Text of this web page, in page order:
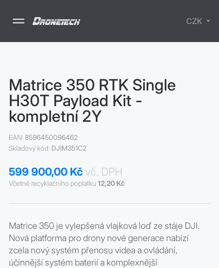
Drony
Příslušenství
Školení
Nabíjecí
stanice
SURVIVAL -
Elektrické
koloběžky
CZK
Matrice 350 RTK Single
H30T Payload Kit -
kompletní 2Y
EAN: 8596450096462
Skladový kód: DJIM351C2
599 900,00 Kč vč. DPH
Včetně recyklačního poplatku 12,20 Kč
Matrice 350 je vylepšená vlajková loď ze stáje DJI.
Nová platforma pro drony nové generace nabízí
zcela nový systém přenosu videa a ovládání,
účinnější systém baterií a komplexnější